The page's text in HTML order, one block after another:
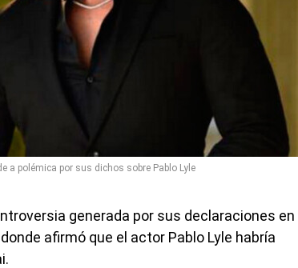
a polémica por sus dichos sobre Pablo Lyle
generada por sus declaraciones en
afirmó que el actor Pablo Lyle habría